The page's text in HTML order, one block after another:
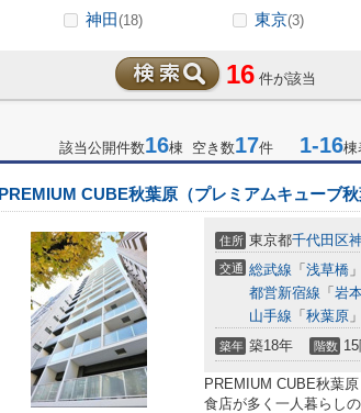
神田(18) 東京(3)
16 件が該当
該当公開件数16棟 空き数17件 1-16棟
PREMIUM CUBE秋葉原（プレミアムキューブ秋
住所 東京都千代田区
交通 総武線 「 浅草橋
都営新宿線 「 岩
山手線 「 秋葉原
築年 築18年 階数
PREMIUM CUBE秋葉
食店が多く一人暮らし